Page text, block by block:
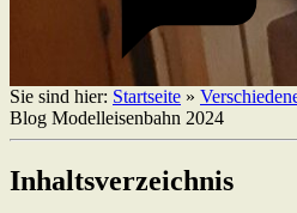
Sie sind hier: Startseite »
Blog Modelleisenbahn 2024
Inhaltsverzeichnis